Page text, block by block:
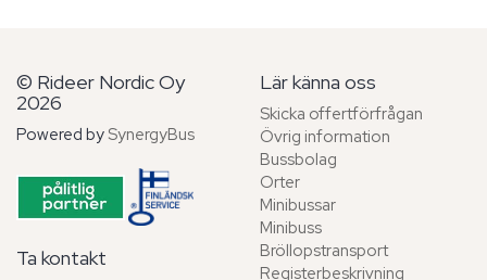
© Rideer Nordic Oy
2026
Powered by SynergyBus
Ta kontakt
Lär känna oss
Skicka offertförfrågan
Övrig information
Bussbolag
Orter
Minibussar
Minibuss
Bröllopstransport
Registerbeskrivning